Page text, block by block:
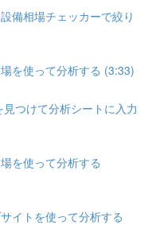
備相場チェッカーで絞り
を使って分析する (3:33)
つけて分析シートに入力
を使って分析する
イトを使って分析する